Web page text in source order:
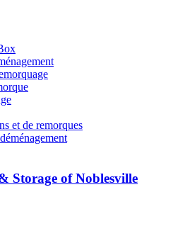
et de remorques
Storage of Noblesville